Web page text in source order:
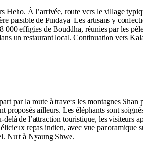
Heho. À l’arrivée, route vers le village
paisible de Pindaya. Les artisans y
effigies de Bouddha, réunies par les
un restaurant local. Continuation vers
par la route à travers les montagnes
proposés ailleurs. Les éléphants sont
de l’attraction touristique, les visiteurs
repas indien, avec vue
Nuit à Nyaung Shwe.